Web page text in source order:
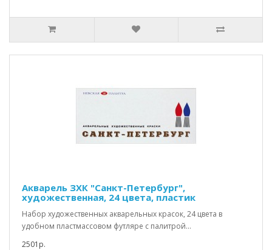
Акварель ЗХК "Санкт-Петербург",
художественная, 24 цвета, пластик
Набор художественных акварельных красок, 24 цвета в
удобном пластмассовом футляре с палитрой...
2501р.